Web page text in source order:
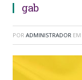
gab
POR ADMINISTRADOR EM